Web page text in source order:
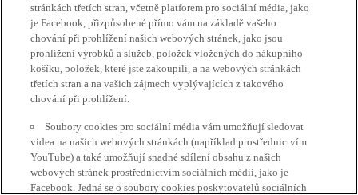
stránkách třetích stran, včetně platforem pro sociální média, jako
je Facebook, přizpůsobené přímo vám na základě vašeho
chování při prohlížení našich webových stránek, jako jsou
prohlížení výrobků a služeb, položek vložených do nákupního
košíku, položek, které jste zakoupili, a na webových stránkách
třetích stran a na vašich zájmech vyplývajících z takového
chování při prohlížení.
Soubory cookies pro sociální média vám umožňují sledovat
videa na našich webových stránkách (například prostřednictvím
YouTube) a také umožňují snadné sdílení obsahu z našich
webových stránek prostřednictvím sociálních médií, jako je
Facebook. Jedná se o soubory cookies poskytovatelů sociálních